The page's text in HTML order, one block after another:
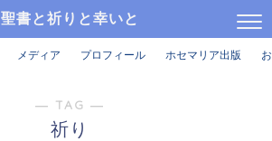
聖書と祈りと幸いと
メディア プロフィール ホセマリア出版
― TAG ―
祈り